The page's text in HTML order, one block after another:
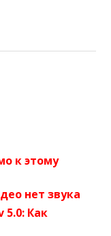
к этому
нет звука
5.0: Как